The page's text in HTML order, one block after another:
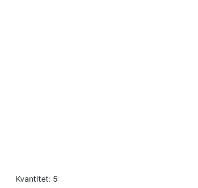
Kvantitet: 5